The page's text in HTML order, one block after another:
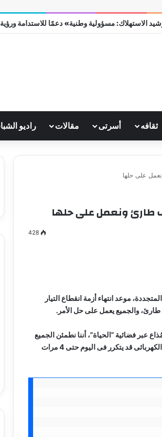
الاستهلاك: مسؤولية وطنية» دعمًا للاستدامة ورؤية
ثقافه أسرتى مقالات راديو
على حلها
طارئ ونعمل على حلها
428
موعد انتهاء أزمة انقطاع التيار
طارئ، والجميع يعمل على حل الأمر.
عبر فضائية “الحياة”، أننا نطمئن الجميع
أننا نسعى لأن يكون قطع الكهرباء فى أقل الأوقات، موضحًا أن إنقطاع التيار الكهربائى قد يتكرر فى اليوم حتى 4 مرات
سيف
الدين
….
ميلاد
جديدمصطفى كامل سيف الدين …. يكتب